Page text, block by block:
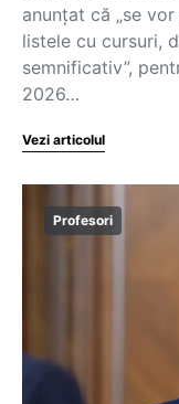
anunțat că „se
listele cu cursuri,
semnificativ”,
2026…
Vezi articolul
Profesori